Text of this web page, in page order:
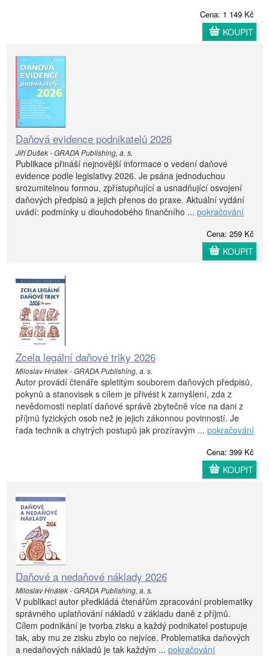
Cena: 1 149 Kč
KOUPIT
Daňová evidence podnikatelů 2026
Jiří Dušek - GRADA Publishing, a. s.
Publikace přináší nejnovější informace o vedení daňové
evidence podle legislativy 2026. Je psána jednoduchou
srozumitelnou formou, zpřístupňující a usnadňující osvojení
daňových předpisů a jejich přenos do praxe. Aktuální vydání
uvádí: podmínky u dlouhodobého finančního ... pokračování
Cena: 259 Kč
KOUPIT
Zcela legální daňové triky 2026
Miloslav Hnátek - GRADA Publishing, a. s.
Autor provádí čtenáře spletitým souborem daňových předpisů,
pokynů a stanovisek s cílem je přivést k zamyšlení, zda z
nevědomosti neplatí daňové správě zbytečně více na dani z
příjmů fyzických osob než je jejich zákonnou povinností. Je
řada technik a chytrých postupů jak prozíravým ... pokračování
Cena: 399 Kč
KOUPIT
Daňové a nedaňové náklady 2026
Miloslav Hnátek - GRADA Publishing, a. s.
V publikaci autor předkládá čtenářům zpracování problematiky
správného uplatňování nákladů v základu daně z příjmů.
Cílem podnikání je tvorba zisku a každý podnikatel postupuje
tak, aby mu ze zisku zbylo co nejvíce. Problematika daňových
a nedaňových nákladů je tak každým ... pokračování